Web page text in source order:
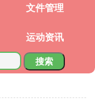
文件管理
运动资讯
搜索